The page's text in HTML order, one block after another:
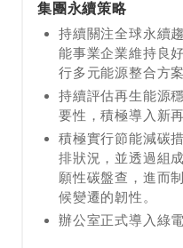
集團永續策略
持續關注全球永續
能事業企業維持良
行多元能源整合方
持續評估再生能源
要性，積極導入新
積極實行節能減碳
排狀況，並透過組
願性碳盤查，進而
候變遷的韌性。
辦公室正式導入綠